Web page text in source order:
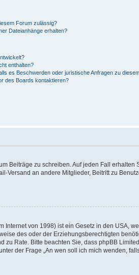
Forum zulässig?
Dateianhänge erhalten?
enthalten?
es Beschwerden oder juristische Anfragen zu
des Boards kontaktieren?
Beiträge zu schreiben. Auf jeden Fall erhalten
Versand an andere Mitglieder, Beitritt zu
Internet von 1998) ist ein Gesetz in den USA,
des oder der Erziehungsberechtigten
Rate. Bitte beachten Sie, dass phpBB
der Frage „An wen soll ich mich wenden,